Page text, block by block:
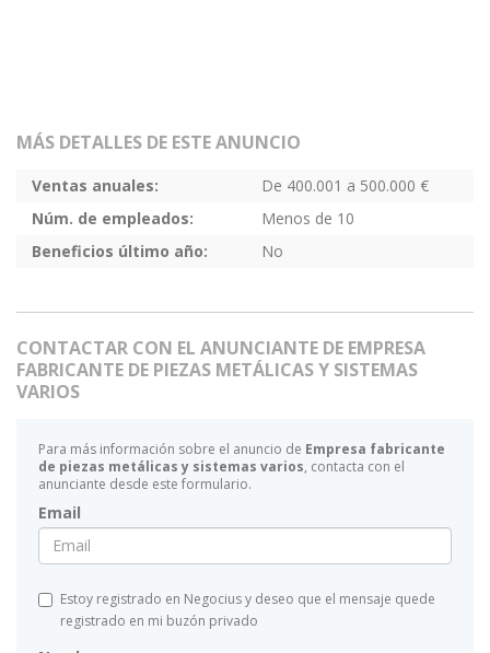
MÁS DETALLES DE ESTE ANUNCIO
Ventas anuales:
De 400.001 a 500.000 €
Núm. de empleados:
Menos de 10
Beneficios último año:
No
CONTACTAR CON EL ANUNCIANTE DE EMPRESA
FABRICANTE DE PIEZAS METÁLICAS Y SISTEMAS
VARIOS
Para más información sobre el anuncio de Empresa fabricante
de piezas metálicas y sistemas varios, contacta con el
anunciante desde este formulario.
Email
Estoy registrado en Negocius y deseo que el mensaje quede
registrado en mi buzón privado